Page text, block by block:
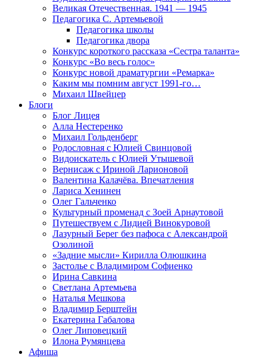
Великая Отечественная. 1941 — 1945
Педагогика С. Артемьевой
Педагогика школы
Педагогика двора
Конкурс короткого рассказа «Сестра таланта»
Конкурс «Во весь голос»
Конкурс новой драматургии «Ремарка»
Каким мы помним август 1991-го…
Михаил Швейцер
Блоги
Блог Лицея
Алла Нестеренко
Михаил Гольденберг
Родословная с Юлией Свинцовой
Видоискатель с Юлией Утышевой
Вернисаж с Ириной Ларионовой
Валентина Калачёва. Впечатления
Лариса Хенинен
Олег Гальченко
Культурный променад с Зоей Арнаутовой
Путешествуем с Лидией Винокуровой
Лазурный Берег без пафоса с Александрой
Озолиной
«Задние мысли» Кирилла Олюшкина
Застолье с Владимиром Софиенко
Ирина Савкина
Светлана Артемьева
Наталья Мешкова
Владимир Берштейн
Екатерина Габалова
Олег Липовецкий
Илона Румянцева
Афиша